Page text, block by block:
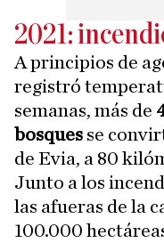
2021:
A principios de
registró
semanas, más de
bosques se
de Evia, a 80
Junto a los
las afueras de la
100.000